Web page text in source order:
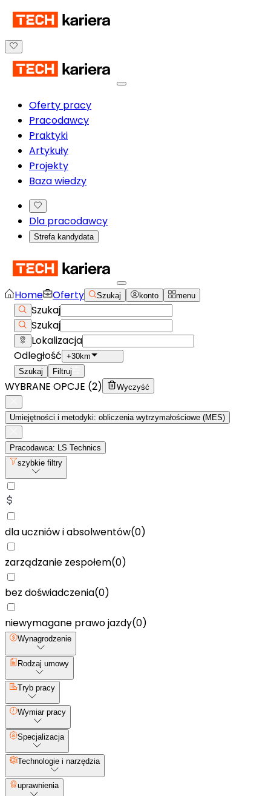
Oferty pracy
Pracodawcy
Praktyki
Artykuły
Projekty
Baza wiedzy
Dla pracodawcy
Strefa kandydata
Home Oferty Szukaj konto menu
Szukaj
Szukaj
Lokalizacja
Odległość +30km
Szukaj
Filtruj
WYBRANE OPCJE (2) Wyczyść
Umiejętności i metodyki: obliczenia wytrzymałościowe (MES)
Pracodawca: LS Technics
szybkie filtry
dla uczniów i absolwentów(0)
zarządzanie zespołem(0)
bez doświadczenia(0)
niewymagane prawo jazdy(0)
Wynagrodzenie
Rodzaj umowy
Tryb pracy
Wymiar pracy
Specjalizacja
Technologie i narzędzia
uprawnienia